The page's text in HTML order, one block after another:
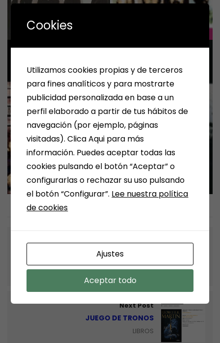
Previous Post
LA REBELIÓN DE LOS BUENOS
LIBROS
Next Post
JUEGO DE TRONOS
LIBROS
Cookies
Utilizamos cookies propias y de terceros
para fines analíticos y para mostrarte
publicidad personalizada en base a un
perfil elaborado a partir de tus hábitos de
navegación (por ejemplo, páginas
visitadas). Clica Aqui para más
información. Puedes aceptar todas las
cookies pulsando el botón “Aceptar” o
configurarlas o rechazar su uso pulsando
el botón “Configurar”. Lee nuestra política
de cookies
Ajustes
Aceptar todo